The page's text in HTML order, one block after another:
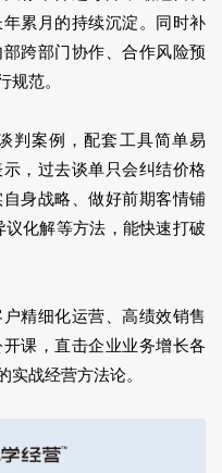
累月的持续沉淀。同时补
跨部门协作、合作风险预
规范。
判案例，配套工具简单易
，过去谈单只会纠结价格
身战略、做好前期客情铺
化解等方法，能快速打破
户精细化运营、高绩效销售
课， 直击企业业务增长各
实战经营方法论。